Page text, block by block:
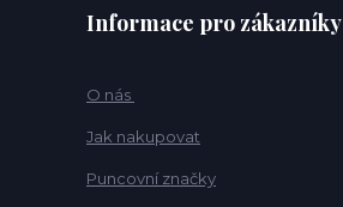
Informace pro zákazníky
O nás
Jak nakupovat
Puncovní značky